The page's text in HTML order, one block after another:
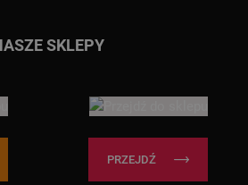
SKLEPY
PRZEJDŹ